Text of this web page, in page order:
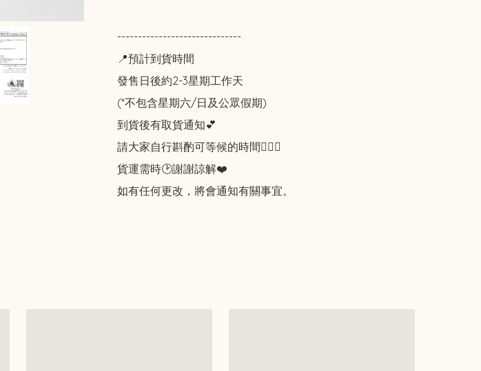
------------------------------
📍預計到貨時間
發售日後約2-3星期工作天
(*不包含星期六/日及公眾假期)
到貨後有取貨通知💕
請大家自行斟酌可等候的時間🙇🏻‍♀️
貨運需時🕑謝謝諒解❤️
如有任何更改，將會通知有關事宜。